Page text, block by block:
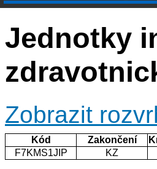
Jednotky
Zobrazit
Kód Zakončení
F7KMS1JIP
KZ